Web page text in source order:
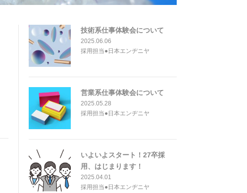
技術系仕事体験会について
2025.06.06
採用担当●日本エンヂニヤ
営業系仕事体験会について
2025.05.28
採用担当●日本エンヂニヤ
いよいよスタート！27卒採
用、はじまります！
2025.04.01
採用担当●日本エンヂニヤ